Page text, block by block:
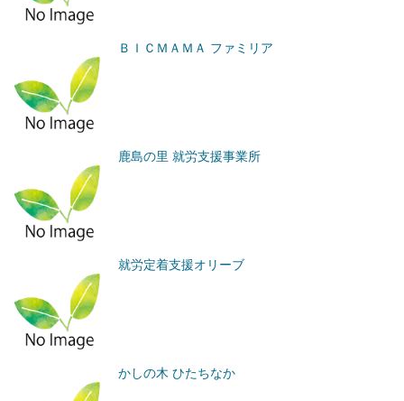
ＢＩＣＭＡＭＡ ファミリア
鹿島の里 就労支援事業所
就労定着支援オリーブ
かしの木 ひたちなか